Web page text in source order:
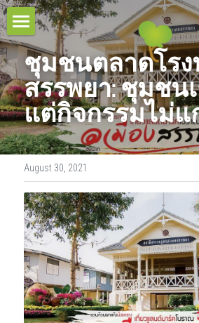
HOME
TOUR COLLECTIONS
THE URBAN TOURS
CULTURAL VILLAGE TOURS
HOMESTAY EXPERIENCES
MULTI-DAYS TOURS
EDUCATIONAL TOURS
PROJECT & SERVICES
BLOG
RESPONSIBLE TRAVEL
OUR BELIEFS
OUR MISSIONS
OUR AWARDS
OUR SUSTAINABILITY POLICY
CONTACT
CONTACT US
TEAM
Search
ชุมชนตลาดโรง
สรรพยา: ชุมชน
แต่กิจกรรมไม่แ
August 30, 2021